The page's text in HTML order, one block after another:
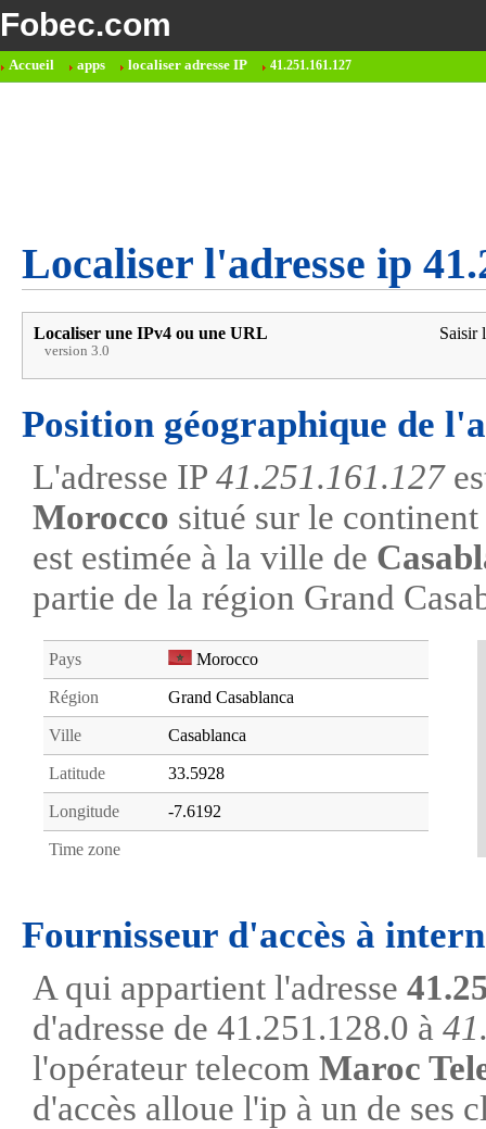
Fobec.com
Accueil apps localiser adresse IP 41.251.161.127
Localiser l'adresse ip
Localiser une IPv4 ou une URL
version 3.0
Saisir
Position géographique de
L'adresse IP 41.251.161.127
Morocco situé sur le
est estimée à la ville de
partie de la région Grand
Pays Morocco
Région Grand Casablanca
Ville Casablanca
Latitude 33.5928
Longitude -7.6192
Time zone
Fournisseur d'accès à
A qui appartient l'adresse
d'adresse de 41.251.128.0 à
l'opérateur telecom Maroc
d'accès alloue l'ip à un de ses